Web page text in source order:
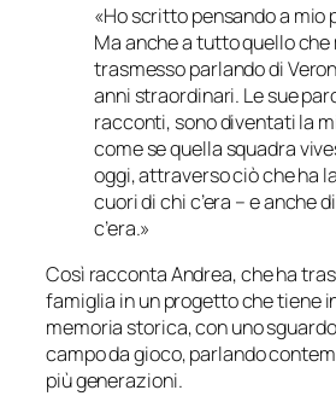
«Ho scritto pensando a mio
Ma anche a tutto quello che
trasmesso parlando di
anni straordinari. Le sue
racconti, sono diventati la
come se quella squadra
oggi, attraverso ciò che ha
cuori di chi c’era – e anche
c’era.»
Così racconta Andrea, che ha
famiglia in un progetto che tiene
memoria storica, con uno
campo da gioco, parlando
più generazioni.